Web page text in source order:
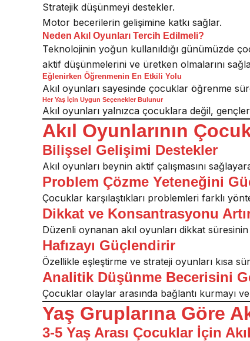
Stratejik düşünmeyi destekler.
Motor becerilerin gelişimine katkı sağlar.
Neden Akıl Oyunları Tercih Edilmeli?
Teknolojinin yoğun kullanıldığı günümüzde
aktif düşünmelerini ve üretken olmalarını
Eğlenirken Öğrenmenin En Etkili Yolu
Akıl oyunları sayesinde çocuklar öğrenme
Her Yaş İçin Uygun Seçenekler Bulunur
Akıl oyunları yalnızca çocuklara değil,
Akıl Oyunlarının
Bilişsel Gelişimi Destekler
Akıl oyunları beynin aktif çalışmasını
Problem Çözme Yeteneğini
Çocuklar karşılaştıkları problemleri farklı
Dikkat ve Konsantrasyonu
Düzenli oynanan akıl oyunları dikkat süresinin
Hafızayı Güçlendirir
Özellikle eşleştirme ve strateji oyunları kısa
Analitik Düşünme Becerisini
Çocuklar olaylar arasında bağlantı kurmayı
Yaş Gruplarına Göre
3-5 Yaş Arası Çocuklar İçin